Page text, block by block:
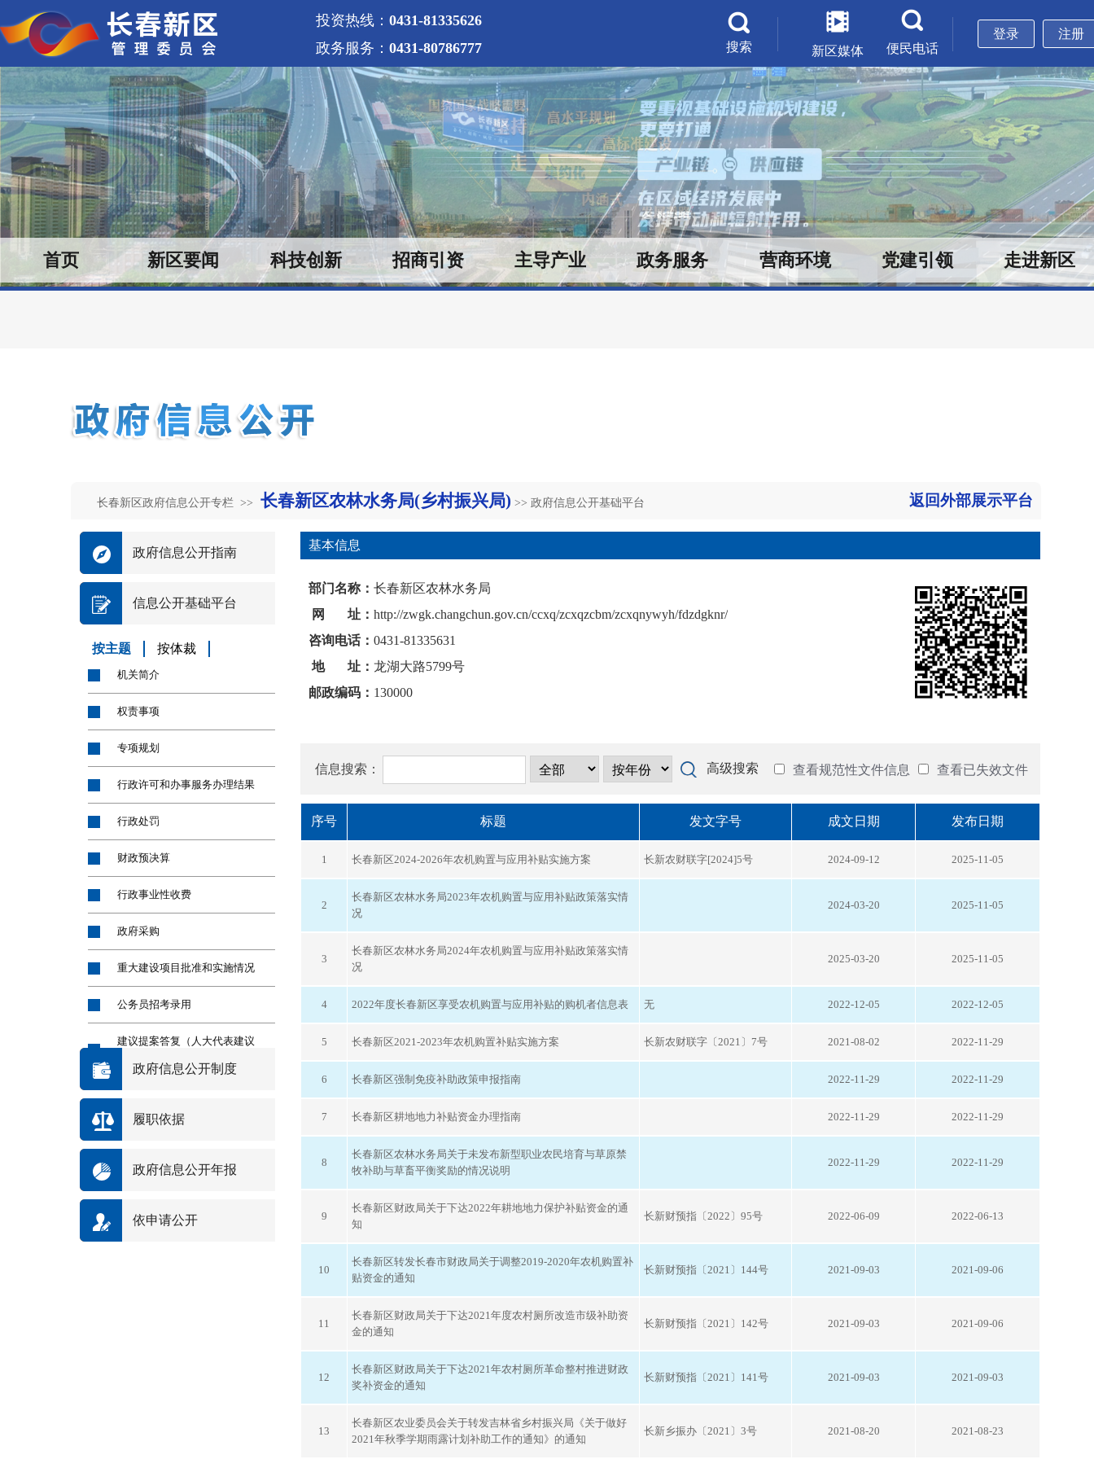
长春新区政府信息公开专栏 >> 长春新区农林水务局(乡村振兴局) >> 政府信息公开基础平台 返回外部展示平台
基本信息
部门名称： 长春新区农林水务局
网 址： http://zwgk.changchun.gov.cn/ccxq/zcxqzcbm/zcxqnywyh/fdzdgknr/
咨询电话： 0431-81335631
地 址： 龙湖大路5799号
邮政编码： 130000
信息搜索： 高级搜索 查看规范性文件信息 查看已失效文件
序号 标题 发文字号 成文日期 发布日期
1 长春新区2024-2026年农机购置与应用补贴实施方案 长新农财联字[2024]5号 2024-09-12 2025-11-05
2
长春新区农林水务局2023年农机购置与应用补贴政策落实情
况
2024-03-20 2025-11-05
3
长春新区农林水务局2024年农机购置与应用补贴政策落实情
况
2025-03-20 2025-11-05
4 2022年度长春新区享受农机购置与应用补贴的购机者信息表 无 2022-12-05 2022-12-05
5 长春新区2021-2023年农机购置补贴实施方案 长新农财联字〔2021〕7号 2021-08-02 2022-11-29
6 长春新区强制免疫补助政策申报指南 2022-11-29 2022-11-29
7 长春新区耕地地力补贴资金办理指南 2022-11-29 2022-11-29
8
长春新区农林水务局关于未发布新型职业农民培育与草原禁
牧补助与草畜平衡奖励的情况说明
2022-11-29 2022-11-29
9
长春新区财政局关于下达2022年耕地地力保护补贴资金的通
知
长新财预指〔2022〕95号 2022-06-09 2022-06-13
10
长春新区转发长春市财政局关于调整2019-2020年农机购置补
贴资金的通知
长新财预指〔2021〕144号 2021-09-03 2021-09-06
11
长春新区财政局关于下达2021年度农村厕所改造市级补助资
金的通知
长新财预指〔2021〕142号 2021-09-03 2021-09-06
12
长春新区财政局关于下达2021年农村厕所革命整村推进财政
奖补资金的通知
长新财预指〔2021〕141号 2021-09-03 2021-09-03
13
长春新区农业委员会关于转发吉林省乡村振兴局《关于做好
2021年秋季学期雨露计划补助工作的通知》的通知
长新乡振办〔2021〕3号 2021-08-20 2021-08-23
政府信息公开指南
信息公开基础平台
按主题 按体裁
机关简介
权责事项
专项规划
行政许可和办事服务办理结果
行政处罚
财政预决算
行政事业性收费
政府采购
重大建设项目批准和实施情况
公务员招考录用
建议提案答复（人大代表建议
财政预决算
重大建设项目
卫生健康
政府信息公开制度
履职依据
政府信息公开年报
依申请公开